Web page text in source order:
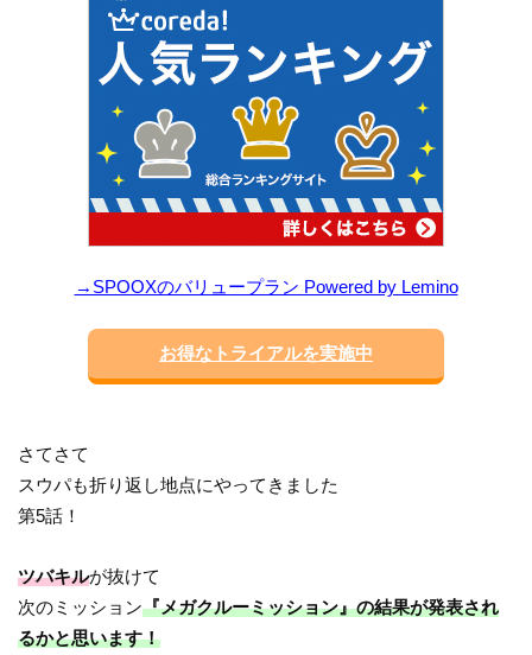
→SPOOXのバリュープラン Powered by Lemino
お得なトライアルを実施中
さてさて
スウパも折り返し地点にやってきました
第5話！
ツバキルが抜けて
次のミッション『メガクルーミッション』の結果が発表され
るかと思います！